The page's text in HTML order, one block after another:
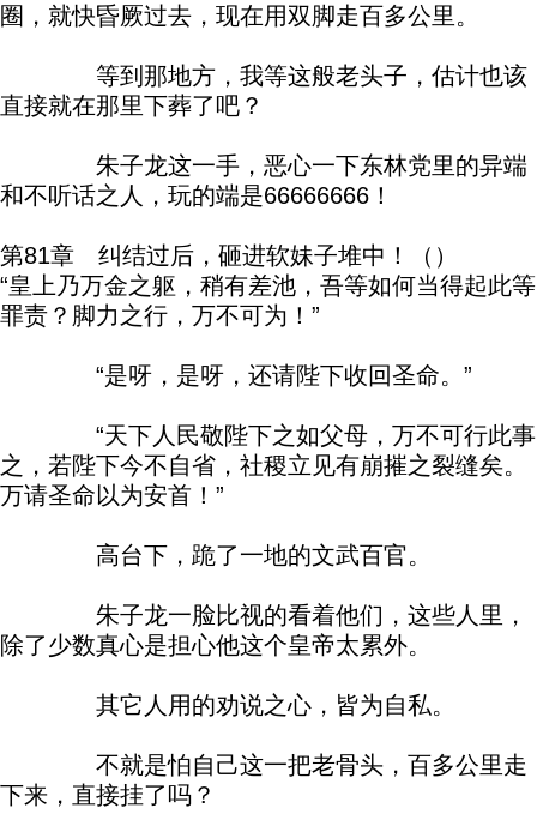
圈，就快昏厥过去，现在用双脚走百多公里。
等到那地方，我等这般老头子，估计也该
直接就在那里下葬了吧？
朱子龙这一手，恶心一下东林党里的异端
和不听话之人，玩的端是66666666！
第81章 纠结过后，砸进软妹子堆中！（）
“皇上乃万金之躯，稍有差池，吾等如何当得起此等
罪责？脚力之行，万不可为！”
“是呀，是呀，还请陛下收回圣命。”
“天下人民敬陛下之如父母，万不可行此事
之，若陛下今不自省，社稷立见有崩摧之裂缝矣。
万请圣命以为安首！”
高台下，跪了一地的文武百官。
朱子龙一脸比视的看着他们，这些人里，
除了少数真心是担心他这个皇帝太累外。
其它人用的劝说之心，皆为自私。
不就是怕自己这一把老骨头，百多公里走
下来，直接挂了吗？